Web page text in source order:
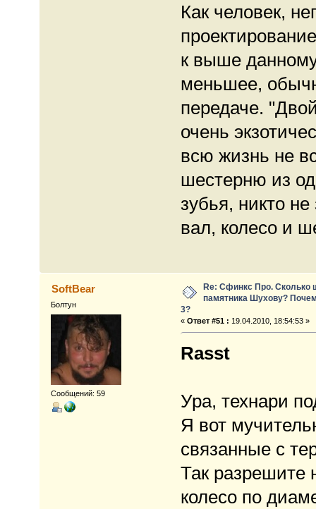
Как человек,
к выше
меньшее,
передаче.
очень
всю жизнь не
шестерню из
зубья, никто
вал, колесо и
SoftBear
Болтун
Сообщений: 59
Re: Сфинкс Про. Сколько
памятника Шухову?
3?
« Ответ #51 : 19.04.2010, 18:54:53 »
Rasst
Ура, технари
Я вот
связанные с
Так разрешите
колесо по